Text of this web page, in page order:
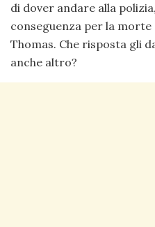
di dover andare alla
conseguenza per la
Thomas. Che risposta gli
anche altro?